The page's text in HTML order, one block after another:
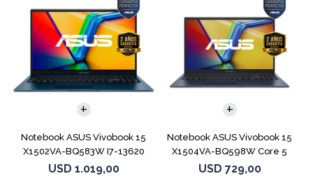
Notebook ASUS Vivobook 15
X1502VA-BQ583W I7-13620
512GB 16GB
USD 1.019,00
COMPARAR
Notebook ASUS Vivobook 15
X1504VA-BQ598W Core 5
120U 512GB
USD 729,00
COMPARAR